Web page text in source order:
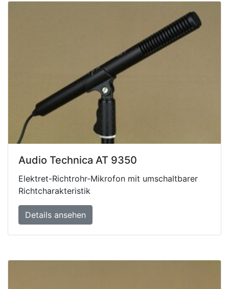
Audio Technica AT 9350
Elektret-Richtrohr-Mikrofon mit umschaltbarer
Richtcharakteristik
Details ansehen